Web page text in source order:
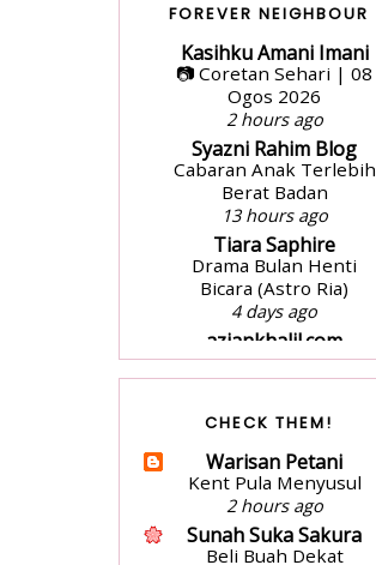
FOREVER NEIGHBOUR
Kasihku Amani Imani
📷 Coretan Sehari | 08
Ogos 2026
2 hours ago
Syazni Rahim Blog
Cabaran Anak Terlebih
Berat Badan
13 hours ago
Tiara Saphire
Drama Bulan Henti
Bicara (Astro Ria)
4 days ago
aziankhalil.com
Mesyuarat Badan
Kebajikan Sekolah
Penyampaian Hadiah
1 week ago
surayooo
Seikhlas Kasih Ahmad
Nanas by Izzraff
3 weeks ago
CHECK THEM!
Warisan Petani
Kent Pula Menyusul
2 hours ago
Sunah Suka Sakura
Beli Buah Dekat